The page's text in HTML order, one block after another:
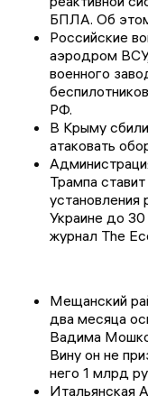
БПЛА. Об
Российские
аэродром
военного
РФ.
В Крыму
атаковать
Трампа
установления
Украине до 30
журнал The
Мещанский
два месяца
Вадима
Вину он не
него 1 млрд
Итальянская